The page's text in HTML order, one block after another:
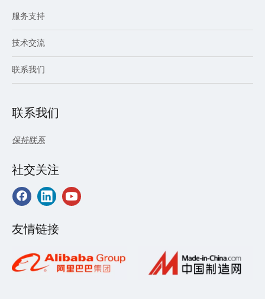
服务支持
技术交流
联系我们
联系我们
保持联系
社交关注
友情链接